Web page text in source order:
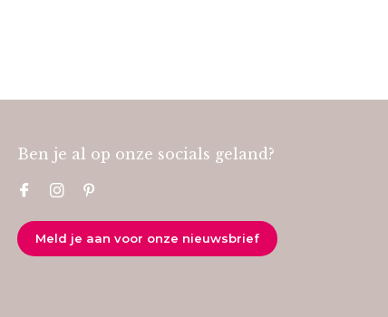
Ben je al op onze socials geland?
Meld je aan voor onze nieuwsbrief